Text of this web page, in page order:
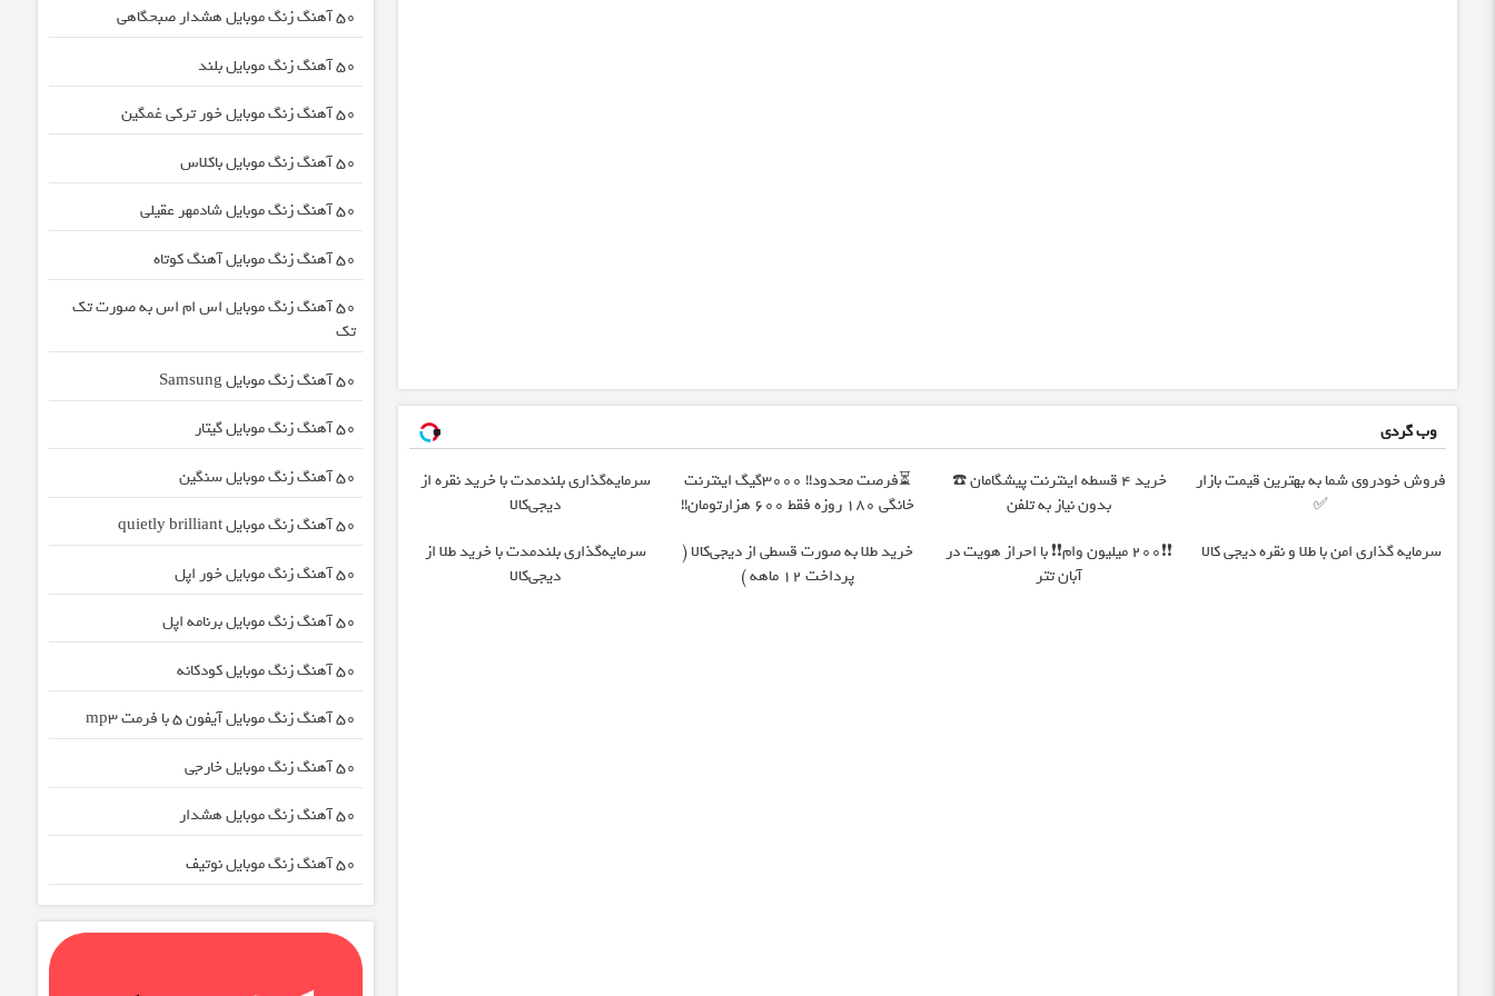
وب گردی
فروش خودروی شما به بهترین قیمت بازار
✅
خرید 4 قسطه اینترنت پیشگامان ☎️
بدون نیاز به تلفن
⏳فرصت محدود!! 3000گیگ اینترنت
خانگی 180 روزه فقط 600 هزارتومان!!
سرمایه‌گذاری بلندمدت با خرید نقره از
دیجی‌کالا
سرمایه گذاری امن با طلا و نقره دیجی کالا
❗❗200 میلیون وام❗❗ با احراز هویت در
آبان تتر
خرید طلا به صورت قسطی از دیجی‌کالا (
پرداخت 12 ماهه )
سرمایه‌گذاری بلندمدت با خرید طلا از
دیجی‌کالا
50 آهنگ زنگ موبایل هشدار صبحگاهی
50 آهنگ زنگ موبایل بلند
50 آهنگ زنگ موبایل خور ترکی غمگین
50 آهنگ زنگ موبایل باکلاس
50 آهنگ زنگ موبایل شادمهر عقیلی
50 آهنگ زنگ موبایل آهنگ کوتاه
50 آهنگ زنگ موبایل اس ام اس به صورت تک
تک
50 آهنگ زنگ موبایل Samsung
50 آهنگ زنگ موبایل گیتار
50 آهنگ زنگ موبایل سنگین
50 آهنگ زنگ موبایل quietly brilliant
50 آهنگ زنگ موبایل خور اپل
50 آهنگ زنگ موبایل برنامه اپل
50 آهنگ زنگ موبایل کودکانه
50 آهنگ زنگ موبایل آیفون 5 با فرمت mp3
50 آهنگ زنگ موبایل خارجی
50 آهنگ زنگ موبایل هشدار
50 آهنگ زنگ موبایل نوتیف